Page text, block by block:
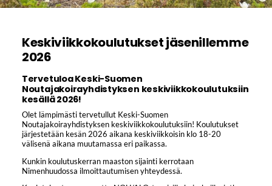
Keskiviikkokoulutukset jäsenillemme
2026
Tervetuloa Keski-Suomen
Noutajakoirayhdistyksen keskiviikkokoulutuksiin
kesällä 2026!
Olet lämpimästi tervetullut Keski-Suomen
Noutajakoirayhdistyksen keskiviikkokoulutuksiin! Koulutukset
järjestetään kesän 2026 aikana keskiviikkoisin klo 18-20
välisenä aikana muutamassa eri paikassa.
Kunkin koulutuskerran maaston sijainti kerrotaan
Nimenhuudossa ilmoittautumisen yhteydessä.